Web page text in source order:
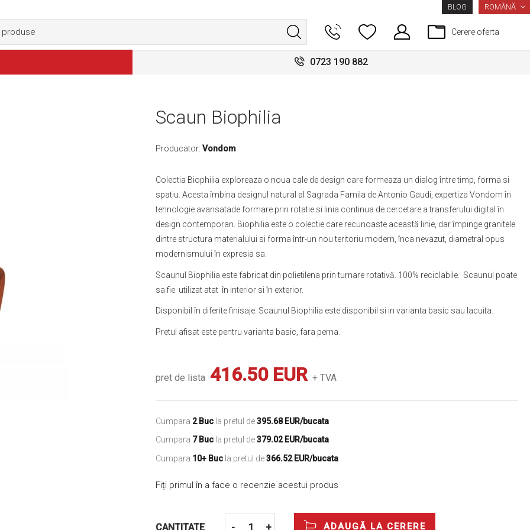
BLOG LIMBA
ROMÂNĂ
Cerere oferta
0723 190 882
Scaun Biophilia
Producator: Vondom
Colectia Biophilia exploreaza o noua cale de design care formeaza un dialog între timp, forma si
spatiu. Acesta îmbina designul natural al Sagrada Famila de Antonio Gaudi, expertiza Vondom în
tehnologie avansatade formare prin rotatie si linia continua de cercetare a transferului digital în
design contemporan. Biophilia este o colectie care recunoaste această linie, dar împinge granitele
dintre structura materialului si forma într-un nou teritoriu modern, înca nevazut, diametral opus
modernismului în expresia sa.
Scaunul Biophilia este fabricat din polietilena prin turnare rotativă. 100% reciclabile. Scaunul poate
sa fie utilizat atat în interior si în exterior.
Disponibil în diferite finisaje. Scaunul Biophilia este disponibil si in varianta basic sau lacuita.
Pretul afisat este pentru varianta basic, fara perna.
pret de lista 416.50 EUR+ TVA
Cumpara 2 Buc la pretul de395.68 EUR/bucata
Cumpara 7 Buc la pretul de379.02 EUR/bucata
Cumpara 10+ Buc la pretul de366.52 EUR/bucata
Fiți primul în a face o recenzie acestui produs
CANTITATE - + ADAUGĂ LA CERERE